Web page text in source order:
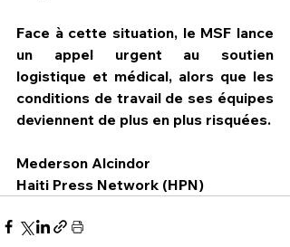
Face à cette situation, le MSF lance
un appel urgent au soutien
logistique et médical, alors que les
conditions de travail de ses équipes
deviennent de plus en plus risquées.
Mederson Alcindor
Haiti Press Network (HPN)